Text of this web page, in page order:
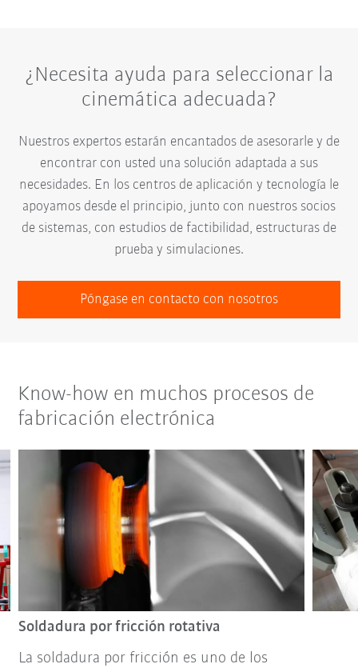
¿Necesita ayuda para seleccionar la
cinemática adecuada?
Nuestros expertos estarán encantados de asesorarle y de
encontrar con usted una solución adaptada a sus
necesidades. En los centros de aplicación y tecnología le
apoyamos desde el principio, junto con nuestros socios
de sistemas, con estudios de factibilidad, estructuras de
prueba y simulaciones.
Póngase en contacto con nosotros
Know-how en muchos procesos de
fabricación electrónica
Soldadura por fricción rotativa
La soldadura por fricción es uno de los